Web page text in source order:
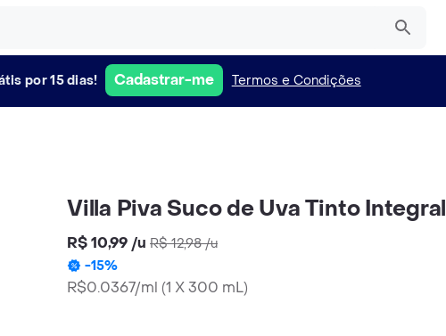
por 15 dias! Cadastrar-me Termos e Condições
Villa Piva Suco de Uva Tinto Integral
R$ 10,99 /u R$ 12,98/u
-15%
R$0.0367/ml (1 X 300 mL)